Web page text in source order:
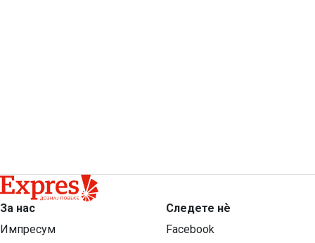
За нас
Импресум
Следете нѐ
Facebook